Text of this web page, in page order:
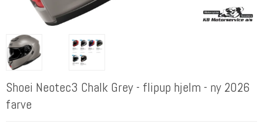
Shoei Neotec3 Chalk Grey - flipup hjelm - ny 2026
farve